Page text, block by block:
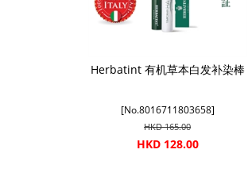
Herbatint 有机草本白发补染棒
[No.8016711803658]
HKD 165.00
HKD 128.00